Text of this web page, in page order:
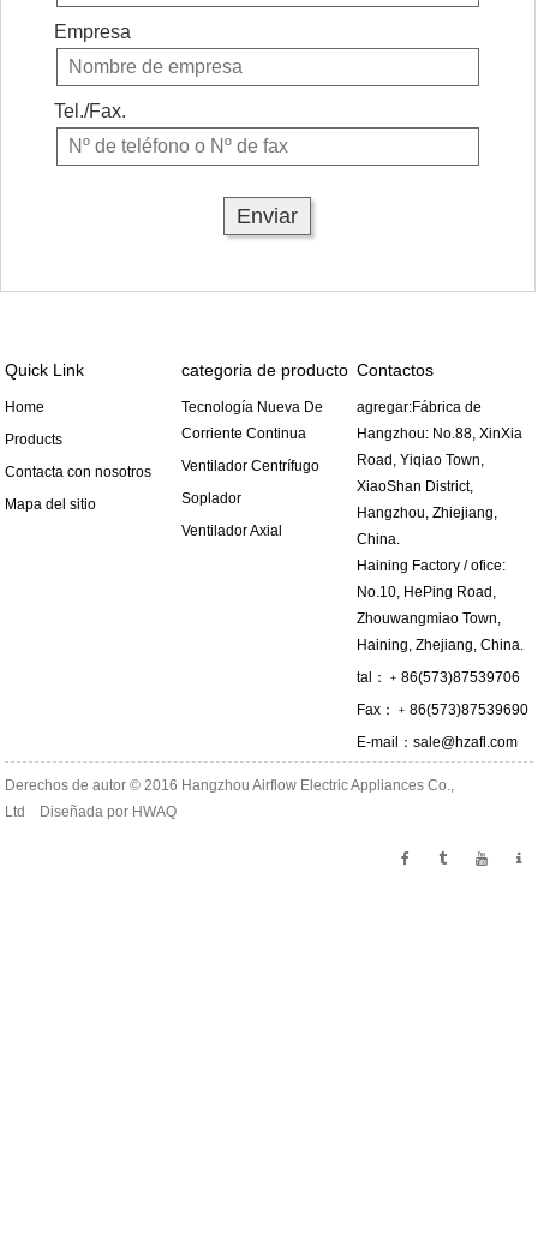
Empresa
Tel./Fax.
Quick Link
Home
Products
Contacta con nosotros
Mapa del sitio
categoria de producto
Tecnología Nueva De
Corriente Continua
Ventilador Centrífugo
Soplador
Ventilador Axial
Contactos
agregar:Fábrica de
Hangzhou: No.88, XinXia
Road, Yiqiao Town,
XiaoShan District,
Hangzhou, Zhiejiang,
China.
Haining Factory / ofice:
No.10, HePing Road,
Zhouwangmiao Town,
Haining, Zhejiang, China.
tal：﹢86(573)87539706
Fax：﹢86(573)87539690
E-mail： sale@hzafl.com
Derechos de autor © 2016 Hangzhou Airflow Electric Appliances Co.,
Ltd Diseñada por HWAQ